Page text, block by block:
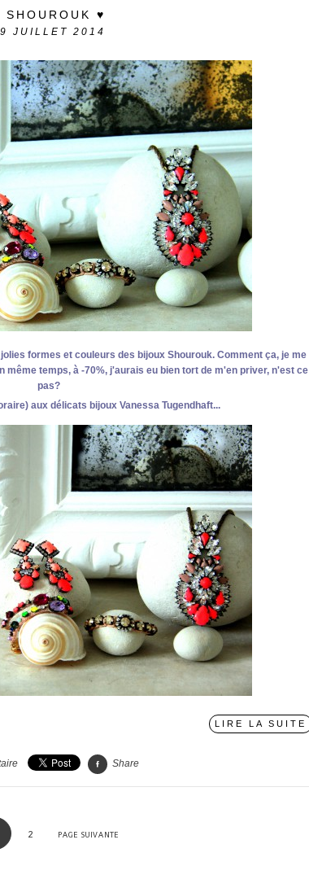
SHOUROUK ♥
JUILLET 2014
formes et couleurs des bijoux Shourouk. Comment ça, je me
même temps, à -70%, j'aurais eu bien tort de m'en priver, n'est ce
pas?
aux délicats bijoux Vanessa Tugendhaft...
LIRE LA SUITE
Share
2 PAGE SUIVANTE